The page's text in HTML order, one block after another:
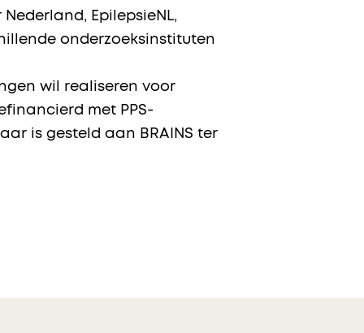
EpilepsieNL,
onderzoeksinstituten
wil realiseren voor
met PPS-
is gesteld aan BRAINS ter